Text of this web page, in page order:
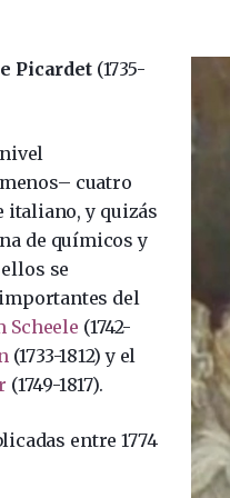
Picardet(1735-
cuatro
italiano, y quizás
de químicos y
se
del
Scheele (1742-
(1733-1812) y el
(1749-1817).
entre 1774